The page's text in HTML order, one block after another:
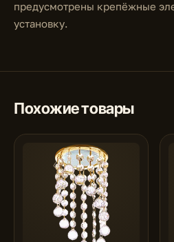
предусмотрены крепёжные
установку.
Похожие товары